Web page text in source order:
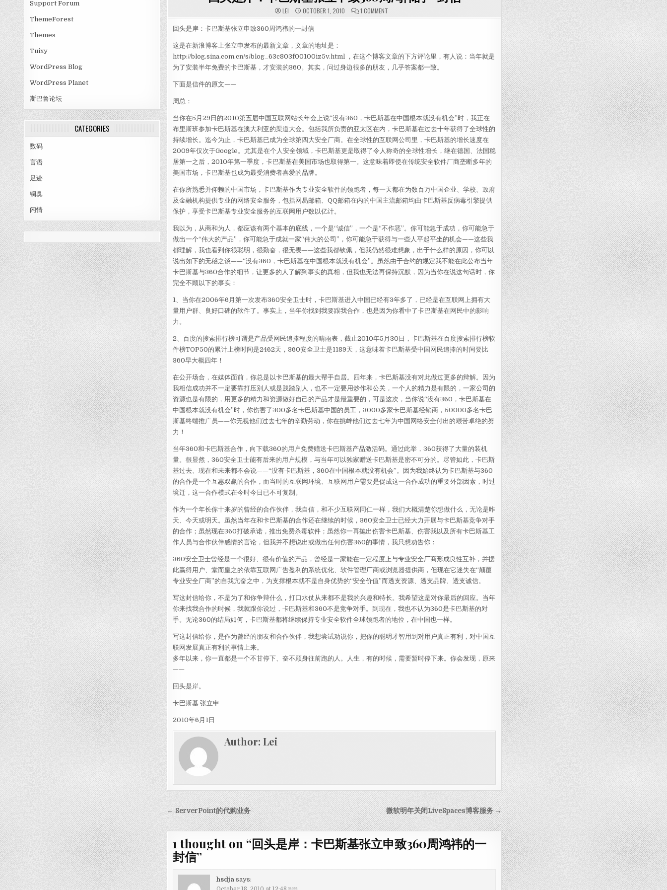
Support Forum
ThemeForest
Themes
Tuixy
WordPress Blog
WordPress Planet
斯巴鲁论坛
CATEGORIES
数码
言语
足迹
铜臭
闲情
LEI OCTOBER 1, 2010 1 COMMENT ON 回头是岸：卡巴斯基张立申致360周鸿祎的一封信
回头是岸：卡巴斯基张立申致360周鸿祎的一封信
这是在新浪博客上张立申发布的最新文章，文章的地址是：
http://blog.sina.com.cn/s/blog_63c803f00100iz5v.html ，在这个博客文章的下方评论里，有人说：当年就是
为了安装半年免费的卡巴斯基，才安装的360。其实，问过身边很多的朋友，几乎答案都一致。
下面是信件的原文——
周总：
当你在5月29日的2010第五届中国互联网站长年会上说“没有360，卡巴斯基在中国根本就没有机会”时，我正在
布里斯班参加卡巴斯基在澳大利亚的渠道大会。包括我所负责的亚太区在内，卡巴斯基在过去十年获得了全球性的
持续增长。迄今为止，卡巴斯基已成为全球第四大安全厂商。在全球性的互联网公司里，卡巴斯基的增长速度在
2009年仅次于Google。尤其是在个人安全领域，卡巴斯基更是取得了令人称奇的全球性增长，继在德国、法国稳
居第一之后，2010年第一季度，卡巴斯基在美国市场也取得第一。这意味着即使在传统安全软件厂商垄断多年的
美国市场，卡巴斯基也成为最受消费者喜爱的品牌。
在你所熟悉并仰赖的中国市场，卡巴斯基作为专业安全软件的领跑者，每一天都在为数百万中国企业、学校、政府
及金融机构提供专业的网络安全服务，包括网易邮箱、QQ邮箱在内的中国主流邮箱均由卡巴斯基反病毒引擎提供
保护，享受卡巴斯基专业安全服务的互联网用户数以亿计。
我以为，从商和为人，都应该有两个基本的底线，一个是“诚信”，一个是“不作恶”。你可能急于成功，你可能急于
做出一个“伟大的产品”，你可能急于成就一家“伟大的公司”，你可能急于获得与一些人平起平坐的机会——这些我
都理解，我也看到你很聪明，很勤奋，很无畏——这些我都钦佩，但我仍然很难想象，出于什么样的原因，你可以
说出如下的无稽之谈——“没有360，卡巴斯基在中国根本就没有机会”。虽然由于合约的规定我不能在此公布当年
卡巴斯基与360合作的细节，让更多的人了解到事实的真相，但我也无法再保持沉默，因为当你在说这句话时，你
完全不顾以下的事实：
1、当你在2006年6月第一次发布360安全卫士时，卡巴斯基进入中国已经有3年多了，已经是在互联网上拥有大
量用户群、良好口碑的软件了。事实上，当年你找到我要跟我合作，也是因为你看中了卡巴斯基在网民中的影响
力。
2、百度的搜索排行榜可谓是产品受网民追捧程度的晴雨表，截止2010年5月30日，卡巴斯基在百度搜索排行榜软
件榜TOP50的累计上榜时间是2462天，360安全卫士是1189天，这意味着卡巴斯基受中国网民追捧的时间要比
360早大概四年！
在公开场合，在媒体面前，你总是以卡巴斯基的最大帮手自居。四年来，卡巴斯基没有对此做过更多的辩解。因为
我相信成功并不一定要靠打压别人或是践踏别人，也不一定要用炒作和公关，一个人的精力是有限的，一家公司的
资源也是有限的，用更多的精力和资源做好自己的产品才是最重要的，可是这次，当你说“没有360，卡巴斯基在
中国根本就没有机会”时，你伤害了300多名卡巴斯基中国的员工，3000多家卡巴斯基经销商，50000多名卡巴
斯基终端推广员——你无视他们过去七年的辛勤劳动，你在挑衅他们过去七年为中国网络安全付出的艰苦卓绝的努
力！
当年360和卡巴斯基合作，向下载360的用户免费赠送卡巴斯基产品激活码。通过此举，360获得了大量的装机
量。很显然，360安全卫士能有后来的用户规模，与当年可以独家赠送卡巴斯基是密不可分的。尽管如此，卡巴斯
基过去、现在和未来都不会说——“没有卡巴斯基，360在中国根本就没有机会”。因为我始终认为卡巴斯基与360
的合作是一个互惠双赢的合作，而当时的互联网环境、互联网用户需要是促成这一合作成功的重要外部因素，时过
境迁，这一合作模式在今时今日已不可复制。
作为一个年长你十来岁的曾经的合作伙伴，我自信，和不少互联网同仁一样，我们大概清楚你想做什么，无论是昨
天、今天或明天。虽然当年在和卡巴斯基的合作还在继续的时候，360安全卫士已经大力开展与卡巴斯基竞争对手
的合作；虽然现在360打破承诺，推出免费杀毒软件；虽然你一再抛出伤害卡巴斯基、伤害我以及所有卡巴斯基工
作人员与合作伙伴感情的言论，但我并不想说出或做出任何伤害360的事情，我只想劝告你：
360安全卫士曾经是一个很好、很有价值的产品，曾经是一家能在一定程度上与专业安全厂商形成良性互补，并据
此赢得用户、堂而皇之的依靠互联网广告盈利的系统优化、软件管理厂商或浏览器提供商，但现在它迷失在“颠覆
专业安全厂商”的自我亢奋之中，为支撑根本就不是自身优势的“安全价值”而透支资源、透支品牌、透支诚信。
写这封信给你，不是为了和你争辩什么，打口水仗从来都不是我的兴趣和特长。我希望这是对你最后的回应。当年
你来找我合作的时候，我就跟你说过，卡巴斯基和360不是竞争对手。到现在，我也不认为360是卡巴斯基的对
手。无论360的结局如何，卡巴斯基都将继续保持专业安全软件全球领跑者的地位，在中国也一样。
写这封信给你，是作为曾经的朋友和合作伙伴，我想尝试劝说你，把你的聪明才智用到对用户真正有利，对中国互
联网发展真正有利的事情上来。
多年以来，你一直都是一个不甘停下、奋不顾身往前跑的人。人生，有的时候，需要暂时停下来。你会发现，原来
——
回头是岸。
卡巴斯基 张立申
2010年6月1日
Author: Lei
Post navigation 微软明年关闭LiveSpaces博客服务 →
← ServerPoint的代购业务
1 thought on “回头是岸：卡巴斯基张立申致360周鸿祎的一
封信”
hsdja says: